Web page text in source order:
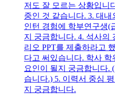
저도 잘 모르는 상황입니
중인 것 같습니다. 3. 대
인턴 경험에 학부연구생(
지 궁금합니다. 4. 석사의
리오 PPT를 제출하라고
다고 써있습니다. 학사
요인이 될지 궁금합니다.
습니다.) 5. 이력서 중심
지 궁금합니다.